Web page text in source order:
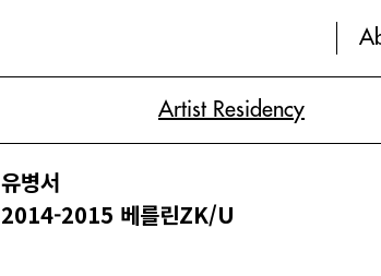
Artist Residency
유병서
2014-2015 베를린ZK/U